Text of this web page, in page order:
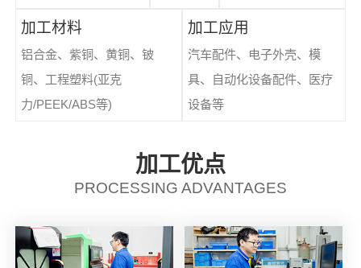
加工材料
铝合金、紫铜、黄铜、铍
铜、工程塑料(亚克
力/PEEK/ABS等)
加工应用
汽车配件、电子外壳、模
具、自动化设备配件、医疗
设备等
加工优点
PROCESSING ADVANTAGES